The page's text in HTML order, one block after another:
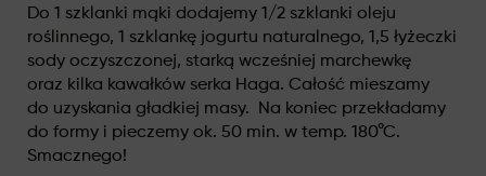
Do 1 szklanki mąki dodajemy 1/2 szklanki oleju
roślinnego, 1 szklankę jogurtu naturalnego, 1,5 łyżeczki
sody oczyszczonej, starką wcześniej marchewkę
oraz kilka kawałków serka Haga. Całość mieszamy
do uzyskania gładkiej masy. Na koniec przekładamy
do formy i pieczemy ok. 50 min. w temp. 180°C.
Smacznego!